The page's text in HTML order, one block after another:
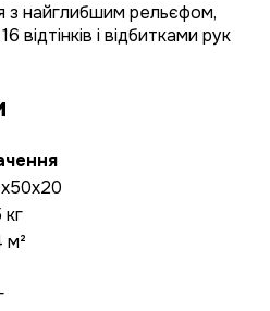
з найглибшим рельєфом,
і відбитками рук
кг
м²